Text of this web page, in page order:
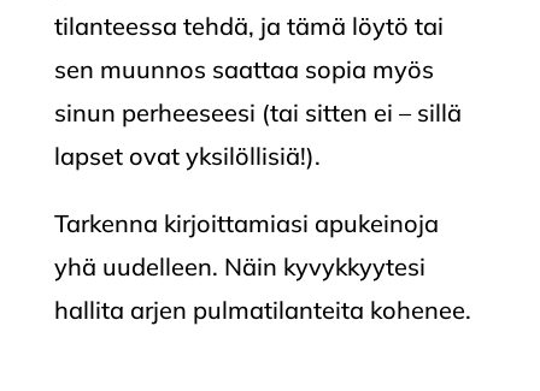
tilanteessa tehdä, ja tämä löytö tai
sen muunnos saattaa sopia myös
sinun perheeseesi (tai sitten ei – sillä
lapset ovat yksilöllisiä!).
Tarkenna kirjoittamiasi apukeinoja
yhä uudelleen. Näin kyvykkyytesi
hallita arjen pulmatilanteita kohenee.